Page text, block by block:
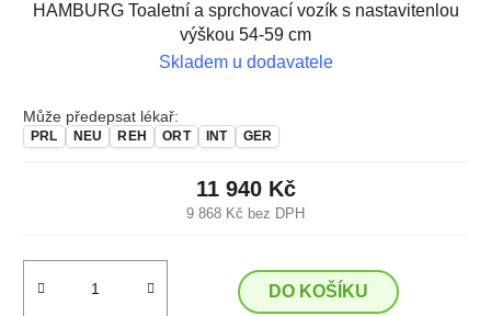
HAMBURG Toaletní a sprchovací vozík s nastavitenlou
výškou 54-59 cm
Skladem u dodavatele
Může předepsat lékař:
PRL NEU REH ORT INT GER
9 868 Kč bez DPH
11 940 Kč
DO KOŠÍKU